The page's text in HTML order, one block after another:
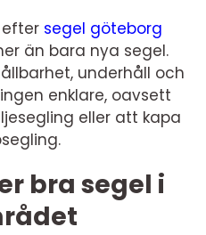
segel göteborg
än bara nya segel.
underhåll och
enklare, oavsett
eller att kapa
bra segel i